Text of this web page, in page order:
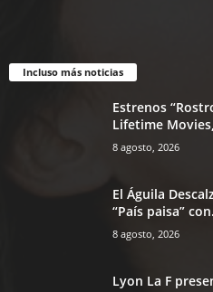
Incluso más noticias
Estrenos
Lifetime
8 agosto, 2026
El Águila
“País paisa”
8 agosto, 2026
Lyon La F